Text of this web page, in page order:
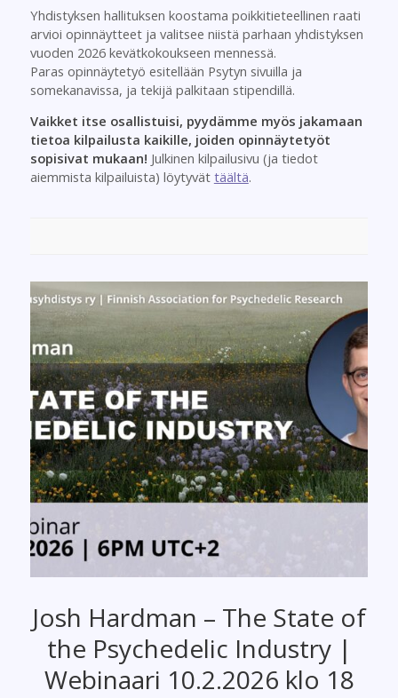
Yhdistyksen hallituksen koostama poikkitieteellinen raati
arvioi opinnäytteet ja valitsee niistä parhaan yhdistyksen
vuoden 2026 kevätkokoukseen mennessä.
Paras opinnäytetyö esitellään Psytyn sivuilla ja
somekanavissa, ja tekijä palkitaan stipendillä.
Vaikket itse osallistuisi, pyydämme myös jakamaan
tietoa kilpailusta kaikille, joiden opinnäytetyöt
sopisivat mukaan! Julkinen kilpailusivu (ja tiedot
aiemmista kilpailuista) löytyvät täältä.
Josh Hardman – The State of
the Psychedelic Industry |
Webinaari 10.2.2026 klo 18